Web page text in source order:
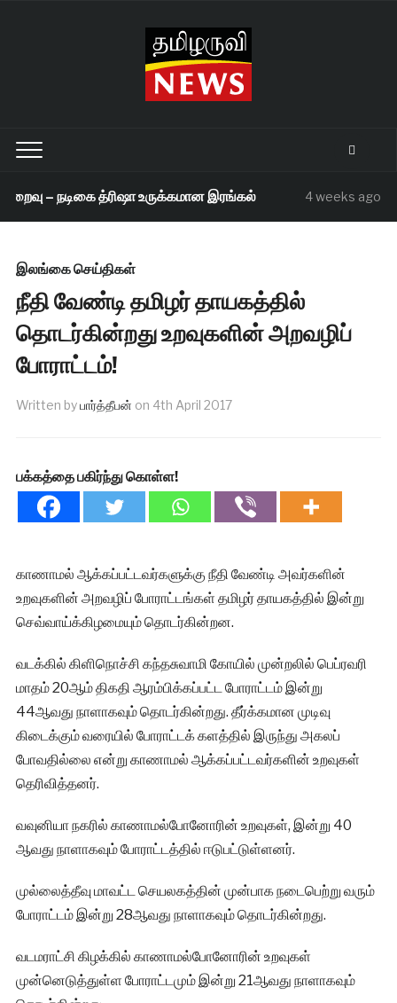
– நடிகை த்ரிஷா உருக்கமான இரங்கல் 4 weeks ago
இலங்கை செய்திகள்
நீதி வேண்டி தமிழர் தாயகத்தில்
தொடர்கின்றது உறவுகளின் அறவழிப்
போராட்டம்!
Written byபார்த்தீபன் on 4th April 2017
பக்கத்தை பகிர்ந்து கொள்ள!
காணாமல் ஆக்கப்பட்டவர்களுக்கு நீதி வேண்டி அவர்களின்
உறவுகளின் அறவழிப் போராட்டங்கள் தமிழர் தாயகத்தில் இன்று
செவ்வாய்க்கிழமையும் தொடர்கின்றன.
வடக்கில் கிளிநொச்சி கந்தசுவாமி கோயில் முன்றலில் பெப்ரவரி
மாதம் 20ஆம் திகதி ஆரம்பிக்கப்பட்ட போராட்டம் இன்று
44ஆவது நாளாகவும் தொடர்கின்றது. தீர்க்கமான முடிவு
கிடைக்கும் வரையில் போராட்டக் களத்தில் இருந்து அகலப்
போவதில்லை என்று காணாமல் ஆக்கப்பட்டவர்களின் உறவுகள்
தெரிவித்தனர்.
வவுனியா நகரில் காணாமல்போனோரின் உறவுகள், இன்று 40
ஆவது நாளாகவும் போராட்டத்தில் ஈடுபட்டுள்ளனர்.
முல்லைத்தீவு மாவட்ட செயலகத்தின் முன்பாக நடைபெற்று வரும்
போராட்டம் இன்று 28ஆவது நாளாகவும் தொடர்கின்றது.
வடமராட்சி கிழக்கில் காணாமல்போனோரின் உறவுகள்
முன்னெடுத்துள்ள போராட்டமும் இன்று 21ஆவது நாளாகவும்